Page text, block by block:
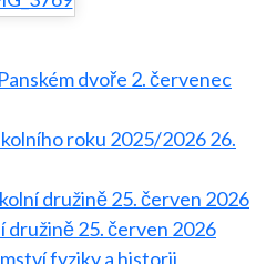
dvoře 2. červenec
roku 2025/202626.
družině25. červen 2026
družině25. červen 2026
fyziky a historii